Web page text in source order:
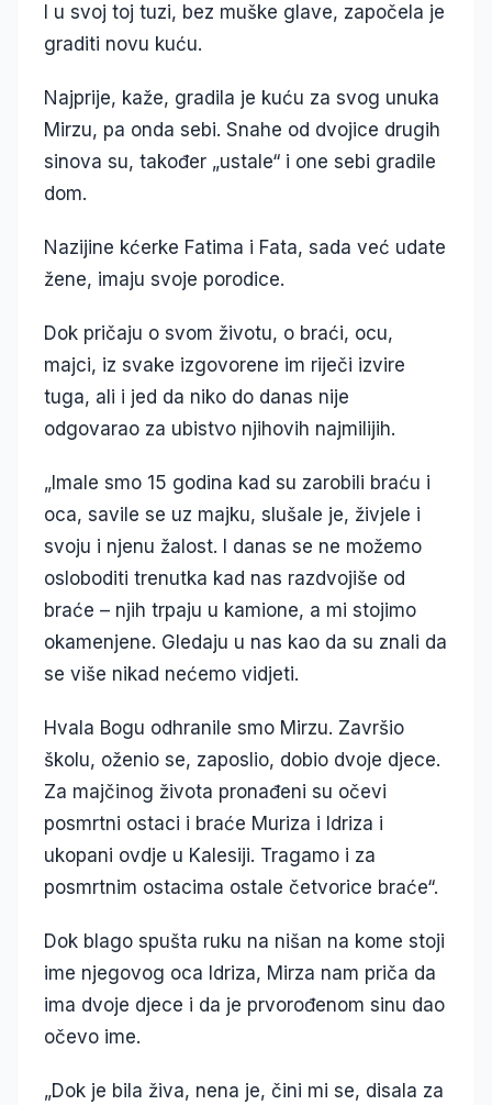
I u svoj toj tuzi, bez muške glave, započela je
graditi novu kuću.
Najprije, kaže, gradila je kuću za svog unuka
Mirzu, pa onda sebi. Snahe od dvojice drugih
sinova su, također „ustale“ i one sebi gradile
dom.
Nazijine kćerke Fatima i Fata, sada već udate
žene, imaju svoje porodice.
Dok pričaju o svom životu, o braći, ocu,
majci, iz svake izgovorene im riječi izvire
tuga, ali i jed da niko do danas nije
odgovarao za ubistvo njihovih najmilijih.
„Imale smo 15 godina kad su zarobili braću i
oca, savile se uz majku, slušale je, živjele i
svoju i njenu žalost. I danas se ne možemo
osloboditi trenutka kad nas razdvojiše od
braće – njih trpaju u kamione, a mi stojimo
okamenjene. Gledaju u nas kao da su znali da
se više nikad nećemo vidjeti.
Hvala Bogu odhranile smo Mirzu. Završio
školu, oženio se, zaposlio, dobio dvoje djece.
Za majčinog života pronađeni su očevi
posmrtni ostaci i braće Muriza i Idriza i
ukopani ovdje u Kalesiji. Tragamo i za
posmrtnim ostacima ostale četvorice braće“.
Dok blago spušta ruku na nišan na kome stoji
ime njegovog oca Idriza, Mirza nam priča da
ima dvoje djece i da je prvorođenom sinu dao
očevo ime.
„Dok je bila živa, nena je, čini mi se, disala za